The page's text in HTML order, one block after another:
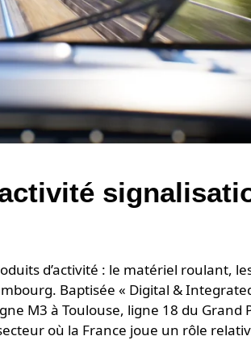
d’activité : le matériel roulant,
Baptisée « Digital &
M3 à Toulouse, ligne 18 du Grand
où la France joue un rôle